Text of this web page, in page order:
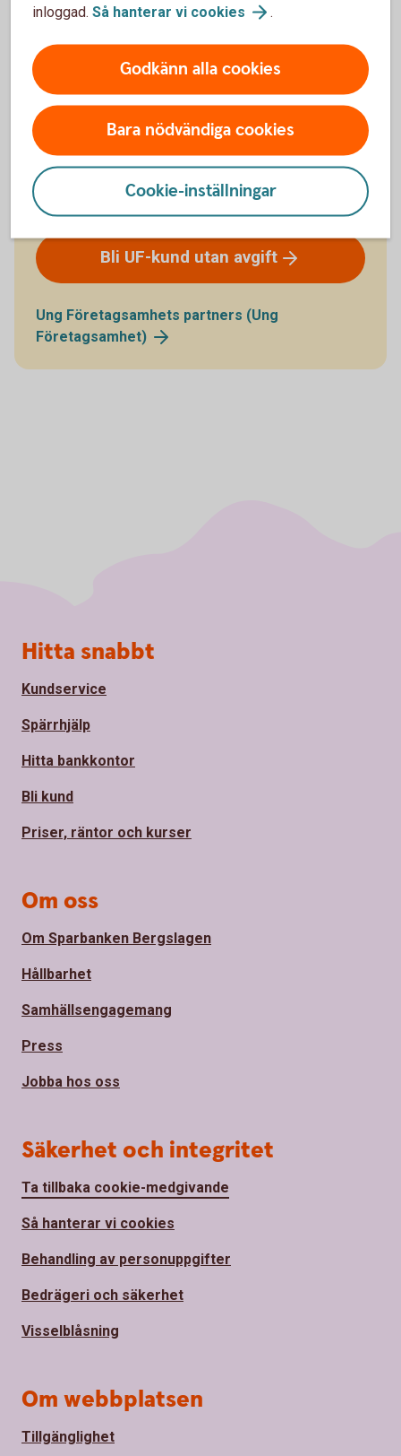
Ska du driva UF-företag?
Hos oss får du gratis banktjänster för företag.
Bli UF-kund utan avgift
Ung Företagsamhets partners (Ung
Företagsamhet)
inloggad. Så hanterar vi cookies .
Godkänn alla cookies
Bara nödvändiga cookies
Cookie-inställningar
Sidfot
Hitta snabbt
Kundservice
Spärrhjälp
Hitta bankkontor
Bli kund
Priser, räntor och kurser
Om oss
Om Sparbanken Bergslagen
Hållbarhet
Samhällsengagemang
Press
Jobba hos oss
Säkerhet och integritet
Ta tillbaka cookie-medgivande
Så hanterar vi cookies
Behandling av personuppgifter
Bedrägeri och säkerhet
Visselblåsning
Om webbplatsen
Tillgänglighet